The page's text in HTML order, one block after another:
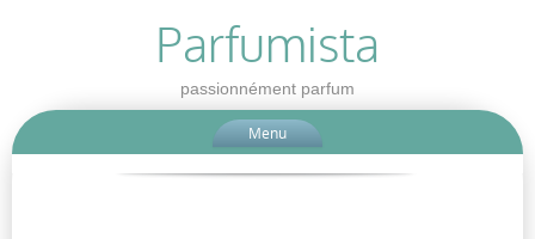
Parfumista
passionnément parfum
Menu